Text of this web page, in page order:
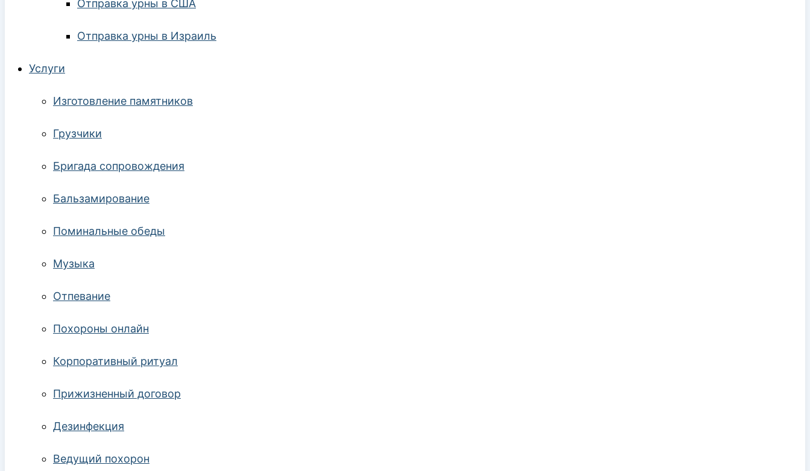
Отправка урны в США
Отправка урны в Израиль
Услуги
Изготовление памятников
Грузчики
Бригада сопровождения
Бальзамирование
Поминальные обеды
Музыка
Отпевание
Похороны онлайн
Корпоративный ритуал
Прижизненный договор
Дезинфекция
Ведущий похорон